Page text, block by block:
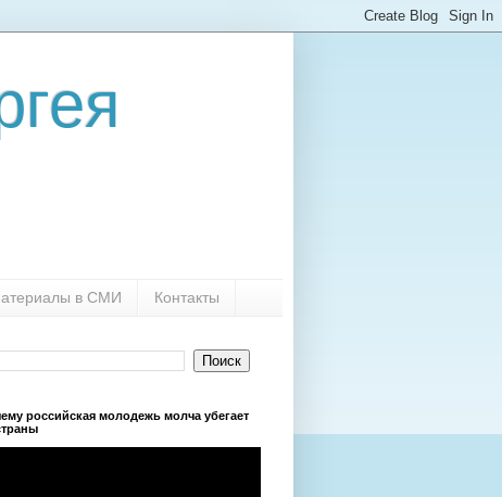
в СМИ Контакты
российская молодежь молча убегает